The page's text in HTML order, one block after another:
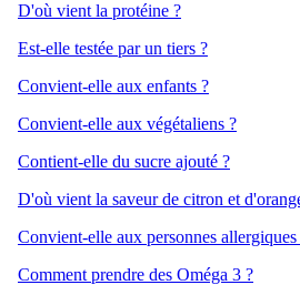
D'où vient la protéine ?
Est-elle testée par un tiers ?
Convient-elle aux enfants ?
Convient-elle aux végétaliens ?
Contient-elle du sucre ajouté ?
D'où vient la saveur de citron et
Convient-elle aux personnes
Comment prendre des Oméga 3 ?